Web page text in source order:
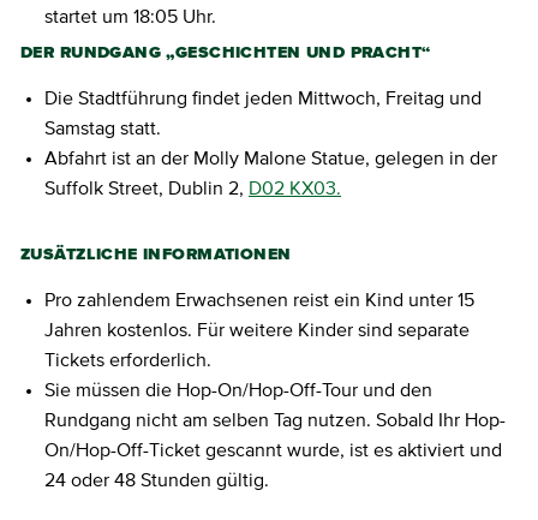
startet um 18:05 Uhr.
DER RUNDGANG „GESCHICHTEN UND PRACHT“
Die Stadtführung findet jeden Mittwoch, Freitag und
Samstag statt.
Abfahrt ist an der Molly Malone Statue, gelegen in der
Suffolk Street, Dublin 2, D02 KX03.
ZUSÄTZLICHE INFORMATIONEN
Pro zahlendem Erwachsenen reist ein Kind unter 15
Jahren kostenlos. Für weitere Kinder sind separate
Tickets erforderlich.
Sie müssen die Hop-On/Hop-Off-Tour und den
Rundgang nicht am selben Tag nutzen. Sobald Ihr Hop-
On/Hop-Off-Ticket gescannt wurde, ist es aktiviert und
24 oder 48 Stunden gültig.